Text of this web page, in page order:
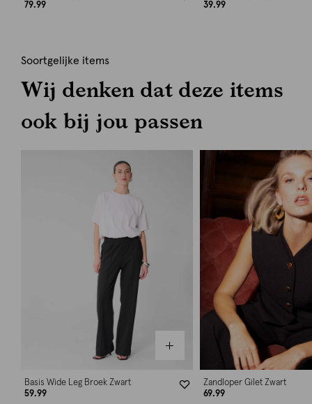
79.99
39.99
Soortgelijke items
Wij denken dat deze items
ook bij jou passen
Basis Wide Leg Broek Zwart
59.99
Zandloper Gilet Zwart
69.99